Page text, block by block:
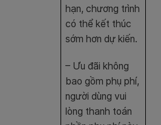
hạn, chương trình
có thể kết thúc
sớm hơn dự kiến.
– Ưu đãi không
bao gồm phụ phí,
người dùng vui
lòng thanh toán